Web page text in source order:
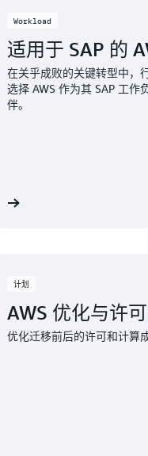
Workload
适用于 SAP 的
在关乎成败的关键转型中，
选择 AWS 作为其 SAP 工作
伴。
计划
AWS 优化与许
优化迁移前后的许可和计算成